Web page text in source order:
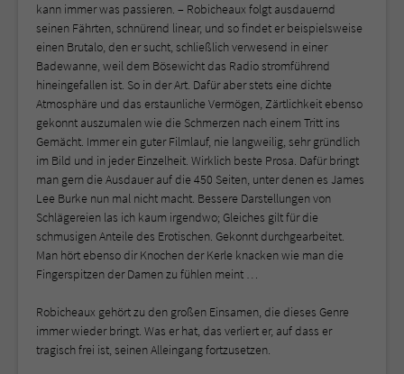
kann immer was passieren. – Robicheaux folgt ausdauernd
seinen Fährten, schnürend linear, und so findet er beispielsweise
einen Brutalo, den er sucht, schließlich verwesend in einer
Badewanne, weil dem Bösewicht das Radio stromführend
hineingefallen ist. So in der Art. Dafür aber stets eine dichte
Atmosphäre und das erstaunliche Vermögen, Zärtlichkeit ebenso
gekonnt auszumalen wie die Schmerzen nach einem Tritt ins
Gemächt. Immer ein guter Filmlauf, nie langweilig, sehr gründlich
im Bild und in jeder Einzelheit. Wirklich beste Prosa. Dafür bringt
man gern die Ausdauer auf die 450 Seiten, unter denen es James
Lee Burke nun mal nicht macht. Bessere Darstellungen von
Schlägereien las ich kaum irgendwo; Gleiches gilt für die
schmusigen Anteile des Erotischen. Gekonnt durchgearbeitet.
Man hört ebenso dir Knochen der Kerle knacken wie man die
Fingerspitzen der Damen zu fühlen meint …
Robicheaux gehört zu den großen Einsamen, die dieses Genre
immer wieder bringt. Was er hat, das verliert er, auf dass er
tragisch frei ist, seinen Alleingang fortzusetzen.